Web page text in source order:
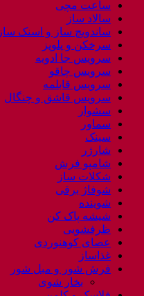
ساعت مچی
سالاد ساز
ساندویچ ساز و اسنک ساز
سرخکن و پلوپز
سرویس جا ادویه
سرویس چاقو
سرویس قابلمه
سرویس قاشق و چنگال
سشوار
سماور
سینک
شارژر
شامپو فرش
شکلات ساز
شوفاژ برقی
شوینده
شیشه پاک کن
ظرفشویی
عصای کوهنوردی
غذاساز
فرش شور و مبل شور
بخار شوی